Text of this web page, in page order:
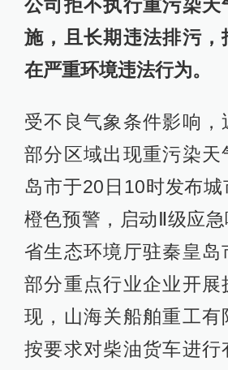
公司拒不执行重污染天
施，且长期违法排污，
在严重环境违法行为。
受不良气象条件影响，
部分区域出现重污染天
岛市于20日10时发布
橙色预警，启动Ⅱ级应急
省生态环境厅驻秦皇岛
部分重点行业企业开展
现，山海关船舶重工有
按要求对柴油货车进行